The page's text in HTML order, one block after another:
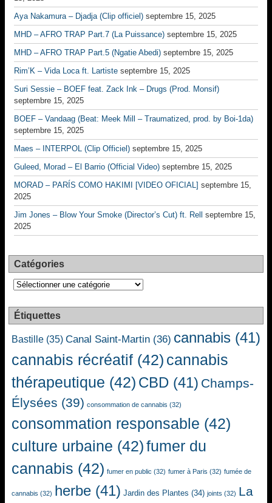
Aya Nakamura – Djadja (Clip officiel) septembre 15, 2025
MHD – AFRO TRAP Part.7 (La Puissance) septembre 15, 2025
MHD – AFRO TRAP Part.5 (Ngatie Abedi) septembre 15, 2025
Rim’K – Vida Loca ft. Lartiste septembre 15, 2025
Suri Sessie – BOEF feat. Zack Ink – Drugs (Prod. Monsif)
septembre 15, 2025
BOEF – Vandaag (Beat: Meek Mill – Traumatized, prod. by Boi-1da)
septembre 15, 2025
Maes – INTERPOL (Clip Officiel) septembre 15, 2025
Guleed, Morad – El Barrio (Official Video) septembre 15, 2025
MORAD – PARÍS COMO HAKIMI [VIDEO OFICIAL] septembre 15,
2025
Jim Jones – Blow Your Smoke (Director’s Cut) ft. Rell
septembre 15,
2025
Catégories
Catégories
Étiquettes
Bastille (35) Canal Saint-Martin (36) cannabis (41)
cannabis récréatif (42) cannabis
thérapeutique (42) CBD (41) Champs-
Élysées (39) consommation de cannabis (32)
consommation responsable (42)
culture urbaine (42)fumer du
cannabis (42) fumer en public (32) fumer à Paris (32) fumée de
cannabis (32) herbe (41) Jardin des Plantes (34) joints (32) La